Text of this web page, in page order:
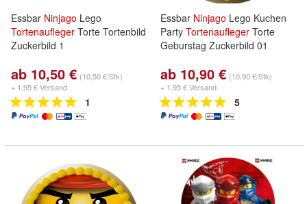
Essbar Ninjago Lego
Tortenaufleger Torte Tortenbild
Zuckerbild 1
ab 10,50 € (10,50 €/Stk)
+ 1,95 € Versand
1
Essbar Ninjago Lego Kuchen
Party Tortenaufleger Torte
Geburstag Zuckerbild 01
ab 10,90 € (10,90 €/Stk)
+ 1,95 € Versand
5